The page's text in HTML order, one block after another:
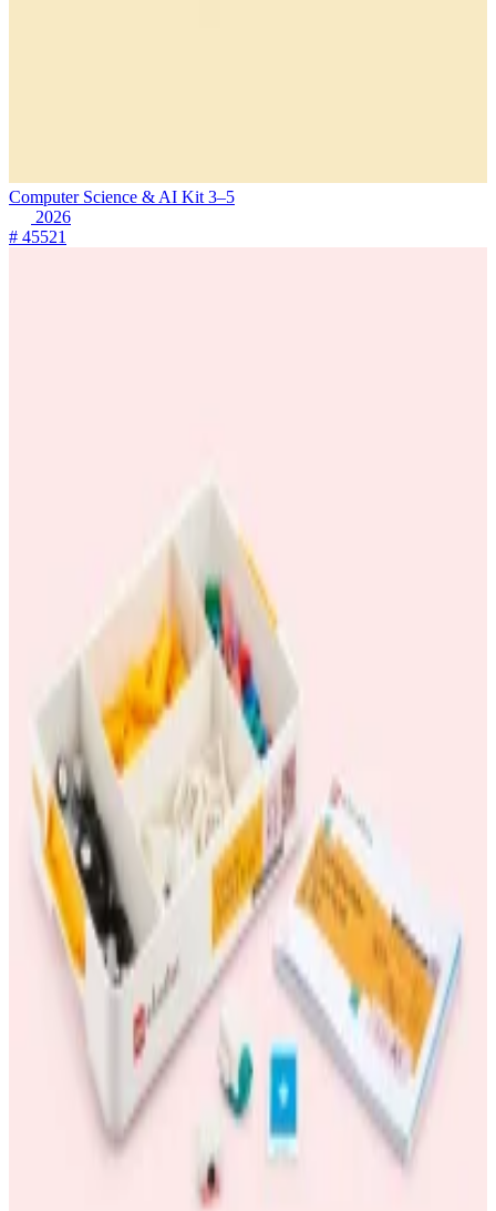
Computer Science & AI Kit 3–5
2026
# 45521